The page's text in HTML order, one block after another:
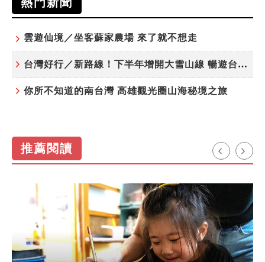
雲遊仙境／坐客蘇家農場 來了就不想走
台灣好行／新路線！下半年增開大雪山線 暢遊台中更便利
你所不知道的南台灣 高雄觀光圈山海秘境之旅
推薦閱讀